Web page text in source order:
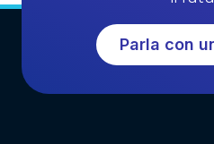
Parla con